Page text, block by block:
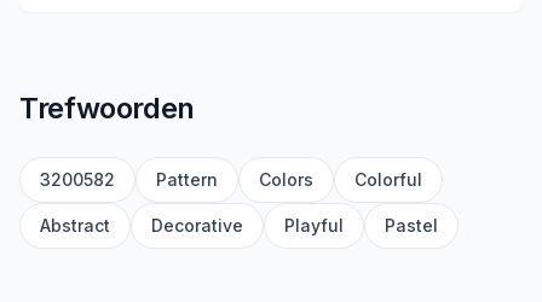
Trefwoorden
3200582 Pattern Colors Colorful
Abstract Decorative Playful Pastel